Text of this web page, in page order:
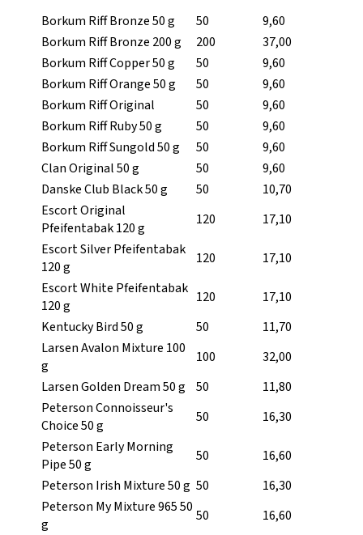
Borkum Riff Bronze 50 g
50
9,60
Borkum Riff Bronze 200 g
200
37,00
Borkum Riff Copper 50 g
50
9,60
Borkum Riff Orange 50 g
50
9,60
Borkum Riff Original
50
9,60
Borkum Riff Ruby 50 g
50
9,60
Borkum Riff Sungold 50 g
50
9,60
Clan Original 50 g
50
9,60
Danske Club Black 50 g
50
10,70
Escort Original
Pfeifentabak 120 g
120
17,10
Escort Silver Pfeifentabak
120 g
120
17,10
Escort White Pfeifentabak
120 g
120
17,10
Kentucky Bird 50 g
50
11,70
Larsen Avalon Mixture 100
g
100
32,00
Larsen Golden Dream 50 g
50
11,80
Peterson Connoisseur's
Choice 50 g
50
16,30
Peterson Early Morning
Pipe 50 g
50
16,60
Peterson Irish Mixture 50 g 50
16,30
Peterson My Mixture 965 50
g
50
16,60